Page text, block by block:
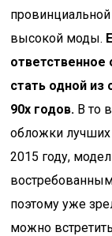
высокой моды.
ответственное
стать одной
90х годов. В то
обложки лучших
2015 году,
поэтому уже
можно